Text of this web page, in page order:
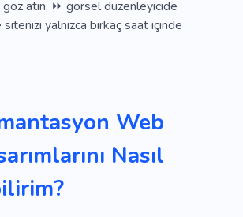
Tartışma
Çevrimdışı
Ekonomik
Başarı
Emeklilik
Planlama
atın, ⏩ görsel düzenleyicide
yalnızca birkaç saat içinde
Web
Nasıl